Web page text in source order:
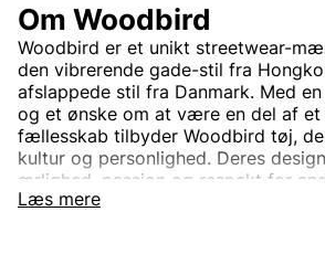
Læs mere
Om Woodbird
Woodbird er et unikt streetwear-
den vibrerende gade-stil fra
afslappede stil fra Danmark. Med
og et ønske om at være en del af
fællesskab tilbyder Woodbird tøj,
kultur og personlighed. Deres
ærlighed, passion og respekt for
hvert plagg til mere end blot mode –